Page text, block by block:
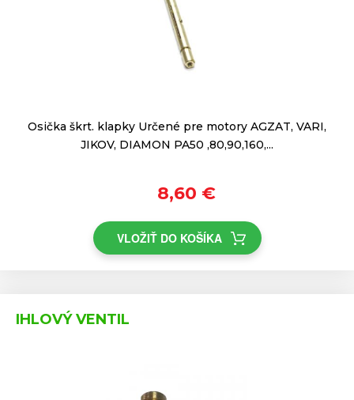
Osička škrt. klapky Určené pre motory AGZAT, VARI,
JIKOV, DIAMON PA50 ,80,90,160,...
8,60 €
VLOŽIŤ DO KOŠÍKA
IHLOVÝ VENTIL